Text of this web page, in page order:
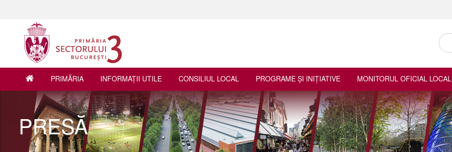
PRIMĂRIA INFORMAŢII UTILE CONSILIUL LOCAL PROGRAME ŞI INIŢIATIVE MONITORUL OFICIAL LOCAL
PRESĂ